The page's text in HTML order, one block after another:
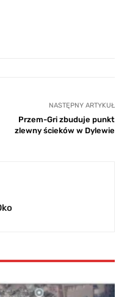
NASTĘPNY ARTYKUŁ
Przem-Gri zbuduje punkt
zlewny ścieków w Dylewie